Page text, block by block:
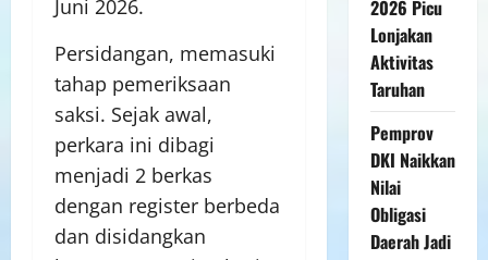
Juni 2026.
Persidangan, memasuki
tahap pemeriksaan
saksi. Sejak awal,
perkara ini dibagi
menjadi 2 berkas
dengan register berbeda
dan disidangkan
2026 Picu
Lonjakan
Aktivitas
Taruhan
Pemprov
DKI Naikkan
Nilai
Obligasi
Daerah Jadi